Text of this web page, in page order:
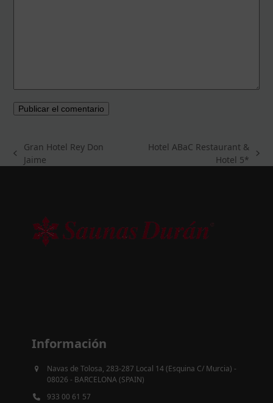
previous
Gran Hotel Rey Don
Jaime
Hotel ABaC Restaurant &
Hotel 5*
Información
Navas de Tolosa, 283-287 Local 14 (Esquina C/ Murcia) -
08026 - BARCELONA (SPAIN)
933 00 61 57